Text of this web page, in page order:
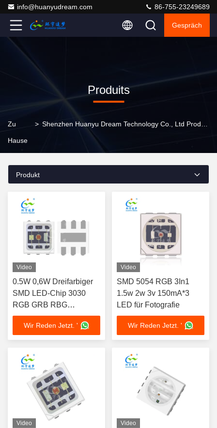
info@huanyudream.com 86-755-23249689
Gespräch
Produits
Zu
Hause
>
Produkt
Video
0.5W 0,6W Dreifarbiger
SMD LED-Chip 3030
RGB GRB RBG
Dimmbar
Wir Reden Jetzt. '
Video
SMD 5054 RGB 3In1
1.5w 2w 3v 150mA*3
LED für Fotografie
Wir Reden Jetzt. '
Video Video